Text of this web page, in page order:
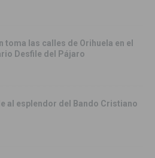
toma las calles de Orihuela en el
Desfile del Pájaro
al esplendor del Bando Cristiano